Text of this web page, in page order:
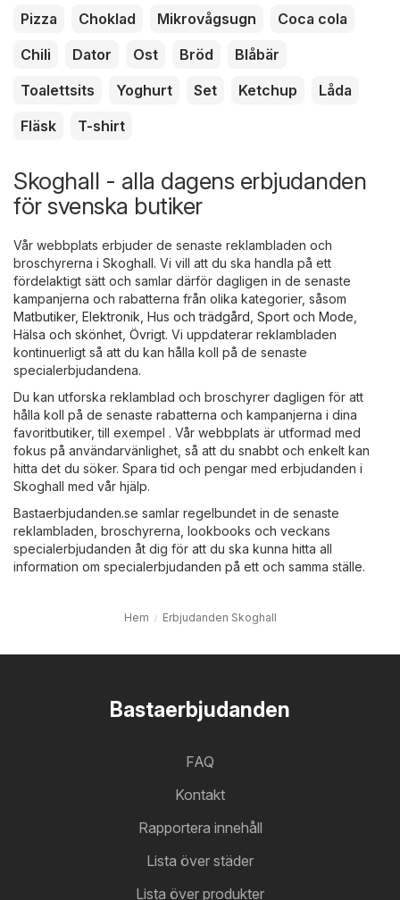
Pizza Choklad Mikrovågsugn
Coca cola
Chili
Dator Ost Bröd
Blåbär
Toalettsits
Yoghurt Set Ketchup
Låda
Fläsk
T-shirt
Skoghall - alla dagens erbjudanden
för svenska butiker
Vår webbplats erbjuder de senaste reklambladen och
broschyrerna i Skoghall. Vi vill att du ska handla på ett
fördelaktigt sätt och samlar därför dagligen in de senaste
kampanjerna och rabatterna från olika kategorier, såsom
Matbutiker, Elektronik Hus och trädgård Sport och Mode
Hälsa och skönhet Övrigt. Vi uppdaterar reklambladen
kontinuerligt så att du kan hålla koll på de senaste
specialerbjudandena.
Du kan utforska reklamblad och broschyrer dagligen för att
hålla koll på de senaste rabatterna och kampanjerna i dina
favoritbutiker, till exempel . Vår webbplats är utformad med
fokus på användarvänlighet, så att du snabbt och enkelt kan
hitta det du söker. Spara tid och pengar med erbjudanden i
Skoghall med vår hjälp.
Bastaerbjudanden.se samlar regelbundet in de senaste
reklambladen, broschyrerna, lookbooks och veckans
specialerbjudanden åt dig för att du ska kunna hitta all
information om specialerbjudanden på ett och samma ställe.
Hem Erbjudanden Skoghall
Bastaerbjudanden
FAQ
Kontakt
Rapportera innehåll
Lista över städer
Lista över produkter